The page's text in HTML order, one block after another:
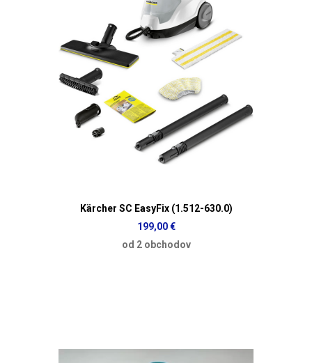
Kärcher SC EasyFix (1.512-630.0)
199,00 €
od 2 obchodov